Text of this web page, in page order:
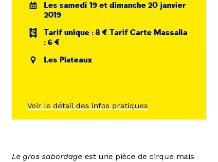
Les samedi 19 et dimanche 20 janvier
2019
Tarif unique : 8 € Tarif Carte Massalia
: 6 €
Les Plateaux
Voir le détail des infos pratiques
Le gros sabordage est une pièce de cirque mais